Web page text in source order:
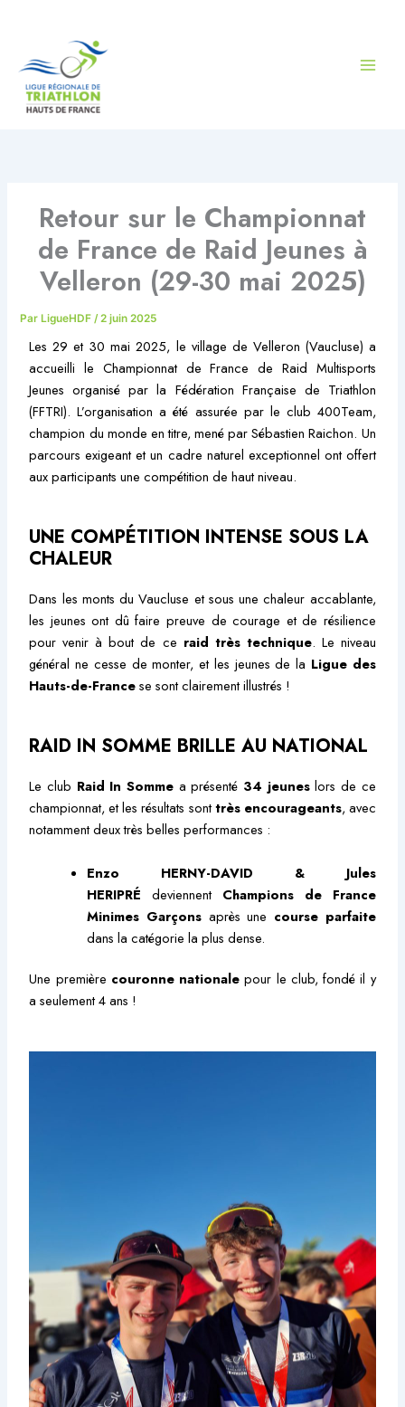
Retour sur le Championnat
de France de Raid Jeunes à
Velleron (29-30 mai 2025)
ParLigueHDF /2 juin 2025
Les 29 et 30 mai 2025, le village de Velleron (Vaucluse) a
accueilli le Championnat de France de Raid Multisports
Jeunes organisé par la Fédération Française de Triathlon
(FFTRI). L’organisation a été assurée par le club 400Team,
champion du monde en titre, mené par Sébastien Raichon. Un
parcours exigeant et un cadre naturel exceptionnel ont offert
aux participants une compétition de haut niveau.
UNE COMPÉTITION INTENSE SOUS LA
CHALEUR
Dans les monts du Vaucluse et sous une chaleur accablante,
les jeunes ont dû faire preuve de courage et de résilience
pour venir à bout de ce raid très technique. Le niveau
général ne cesse de monter, et les jeunes de la Ligue des
Hauts-de-Francese sont clairement illustrés !
RAID IN SOMME BRILLE AU NATIONAL
Le club Raid In Somme a présenté 34 jeuneslors de ce
championnat, et les résultats sonttrès encourageants, avec
notamment deux très belles performances :
Enzo HERNY-DAVID & Jules
HERIPRÉ deviennent Champions de France
Minimes Garçonsaprès une course parfaite
dans la catégorie la plus dense.
Une première couronne nationale pour le club, fondé il y
a seulement 4 ans !